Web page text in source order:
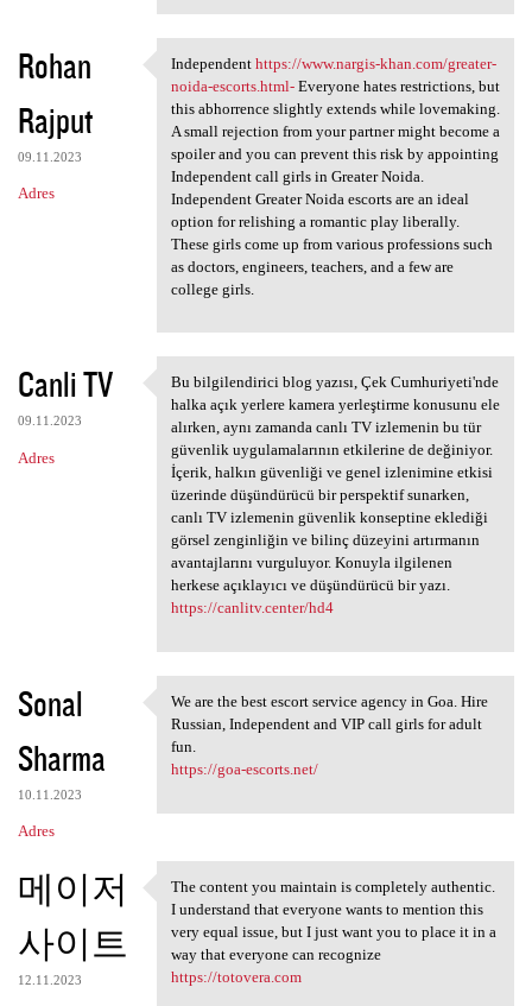
Rohan
Rajput
09.11.2023
Adres
Independent https://www
Independent https://www.nargis-khan.com/greater-
noida-escorts.html-Everyone hates restrictions, but
this abhorrence slightly extends while lovemaking.
A small rejection from your partner might become a
spoiler and you can prevent this risk by appointing
Independent call girls in Greater Noida.
Independent Greater Noida escorts are an ideal
option for relishing a romantic play liberally.
These girls come up from various professions such
as doctors, engineers, teachers, and a few are
college girls.
Canli TV
09.11.2023
Adres
Bu bilgilendirici blog yazısı
Bu bilgilendirici blog yazısı, Çek Cumhuriyeti'nde
halka açık yerlere kamera yerleştirme konusunu ele
alırken, aynı zamanda canlı TV izlemenin bu tür
güvenlik uygulamalarının etkilerine de değiniyor.
İçerik, halkın güvenliği ve genel izlenimine etkisi
üzerinde düşündürücü bir perspektif sunarken,
canlı TV izlemenin güvenlik konseptine eklediği
görsel zenginliğin ve bilinç düzeyini artırmanın
avantajlarını vurguluyor. Konuyla ilgilenen
herkese açıklayıcı ve düşündürücü bir yazı.
https://canlitv.center/hd4
Sonal
Sharma
10.11.2023
Adres
We are the best escort
We are the best escort service agency in Goa. Hire
Russian, Independent and VIP call girls for adult
fun.
https://goa-escorts.net/
메이저
사이트
12.11.2023
The content you maintain is
The content you maintain is completely authentic.
I understand that everyone wants to mention this
very equal issue, but I just want you to place it in a
way that everyone can recognize
https://totovera.com